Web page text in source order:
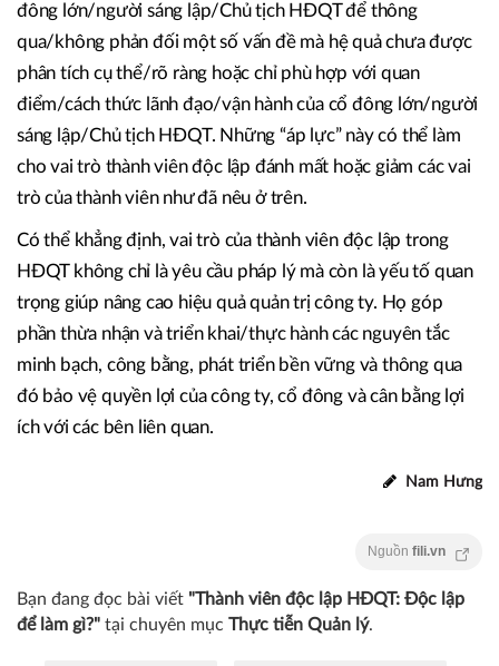
đông lớn/người sáng lập/Chủ tịch HĐQT để thông
qua/không phản đối một số vấn đề mà hệ quả chưa được
phân tích cụ thể/rõ ràng hoặc chỉ phù hợp với quan
điểm/cách thức lãnh đạo/vận hành của cổ đông lớn/người
sáng lập/Chủ tịch HĐQT. Những “áp lực” này có thể làm
cho vai trò thành viên độc lập đánh mất hoặc giảm các vai
trò của thành viên như đã nêu ở trên.
Có thể khẳng định, vai trò của thành viên độc lập trong
HĐQT không chỉ là yêu cầu pháp lý mà còn là yếu tố quan
trọng giúp nâng cao hiệu quả quản trị công ty. Họ góp
phần thừa nhận và triển khai/thực hành các nguyên tắc
minh bạch, công bằng, phát triển bền vững và thông qua
đó bảo vệ quyền lợi của công ty, cổ đông và cân bằng lợi
ích với các bên liên quan.
Nam Hưng
Nguồn fili.vn
Bạn đang đọc bài viết "Thành viên độc lập HĐQT: Độc lập
để làm gì?" tại chuyên mục Thực tiễn Quản lý.